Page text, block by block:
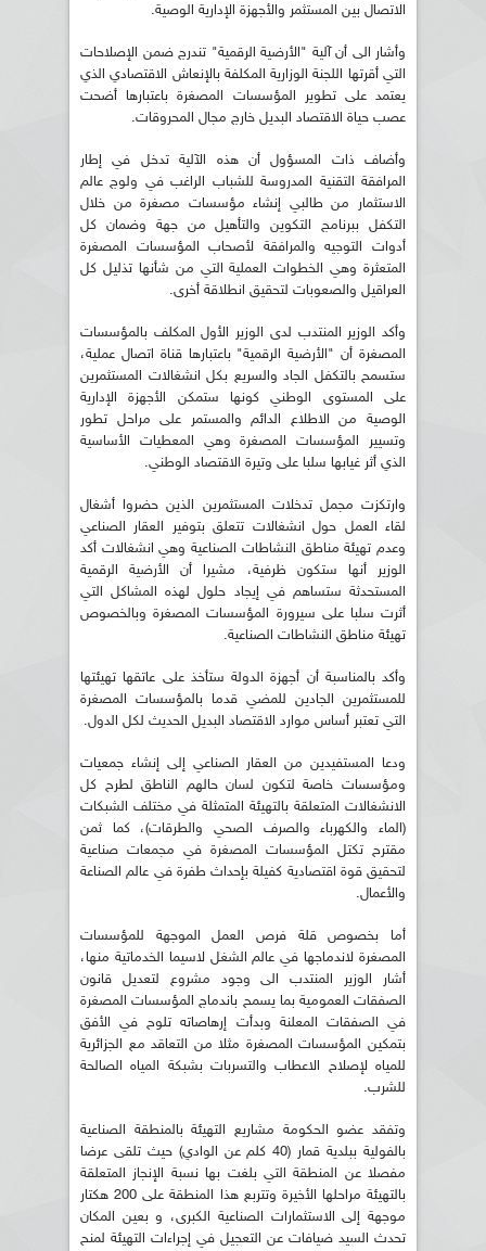
الاتصال بين المستثمر والأجهزة الإدارية الوصية.
وأشار الى أن آلية "الأرضية الرقمية" تندرج ضمن الإصلاحات
التي أقرتها اللجنة الوزارية المكلفة بالإنعاش الاقتصادي الذي
يعتمد على تطوير المؤسسات المصغرة باعتبارها أضحت
عصب حياة الاقتصاد البديل خارج مجال المحروقات.
وأضاف ذات المسؤول أن هذه الآلية تدخل في إطار
المرافقة التقنية المدروسة للشباب الراغب في ولوج عالم
الاستثمار من طالبي إنشاء مؤسسات مصغرة من خلال
التكفل ببرنامج التكوين والتأهيل من جهة وضمان كل
أدوات التوجيه والمرافقة لأصحاب المؤسسات المصغرة
المتعثرة وهي الخطوات العملية التي من شأنها تذليل كل
العراقيل والصعوبات لتحقيق انطلاقة أخرى.
وأكد الوزير المنتدب لدى الوزير الأول المكلف بالمؤسسات
المصغرة أن "الأرضية الرقمية" باعتبارها قناة اتصال عملية،
ستسمح بالتكفل الجاد والسريع بكل انشغالات المستثمرين
على المستوى الوطني كونها ستمكن الأجهزة الإدارية
الوصية من الاطلاع الدائم والمستمر على مراحل تطور
وتسيير المؤسسات المصغرة وهي المعطيات الأساسية
الذي أثر غيابها سلبا على وتيرة الاقتصاد الوطني.
وارتكزت مجمل تدخلات المستثمرين الذين حضروا أشغال
لقاء العمل حول انشغالات تتعلق بتوفير العقار الصناعي
وعدم تهيئة مناطق النشاطات الصناعية وهي انشغالات أكد
الوزير أنها ستكون ظرفية، مشيرا أن الأرضية الرقمية
المستحدثة ستساهم في إيجاد حلول لهذه المشاكل التي
أثرت سلبا على سيرورة المؤسسات المصغرة وبالخصوص
تهيئة مناطق النشاطات الصناعية.
وأكد بالمناسبة أن أجهزة الدولة ستأخذ على عاتقها تهيئتها
للمستثمرين الجادين للمضي قدما بالمؤسسات المصغرة
التي تعتبر أساس موارد الاقتصاد البديل الحديث لكل الدول.
ودعا المستفيدين من العقار الصناعي إلى إنشاء جمعيات
ومؤسسات خاصة لتكون لسان حالهم الناطق لطرح كل
الانشغالات المتعلقة بالتهيئة المتمثلة في مختلف الشبكات
(الماء والكهرباء والصرف الصحي والطرقات)، كما ثمن
مقترح تكتل المؤسسات المصغرة في مجمعات صناعية
لتحقيق قوة اقتصادية كفيلة بإحداث طفرة في عالم الصناعة
والأعمال.
أما بخصوص قلة فرص العمل الموجهة للمؤسسات
المصغرة لاندماجها في عالم الشغل لاسيما الخدماتية منها،
أشار الوزير المنتدب الى وجود مشروع لتعديل قانون
الصفقات العمومية بما يسمح باندماج المؤسسات المصغرة
في الصفقات المعلنة وبدأت إرهاصاته تلوح في الأفق
بتمكين المؤسسات المصغرة مثلا من التعاقد مع الجزائرية
للمياه لإصلاح الاعطاب والتسربات بشبكة المياه الصالحة
للشرب.
وتفقد عضو الحكومة مشاريع التهيئة بالمنطقة الصناعية
بالفولية ببلدية قمار (40 كلم عن الوادي) حيث تلقى عرضا
مفصلا عن المنطقة التي بلغت بها نسبة الإنجاز المتعلقة
بالتهيئة مراحلها الأخيرة وتتربع هذا المنطقة على 200 هكتار
موجهة إلى الاستثمارات الصناعية الكبرى، و بعين المكان
تحدث السيد ضيافات عن التعجيل في إجراءات التهيئة لمنح